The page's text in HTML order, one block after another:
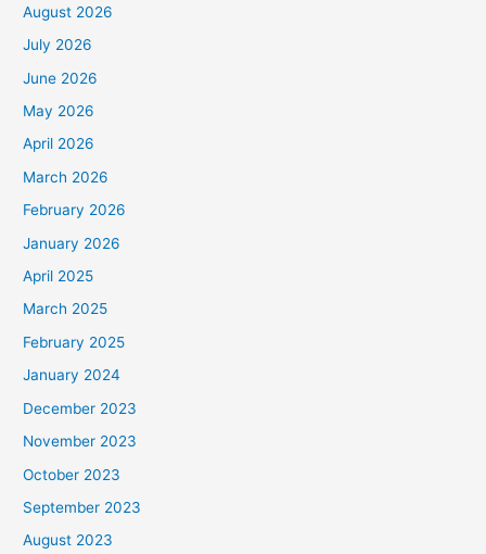
August 2026
July 2026
June 2026
May 2026
April 2026
March 2026
February 2026
January 2026
April 2025
March 2025
February 2025
January 2024
December 2023
November 2023
October 2023
September 2023
August 2023